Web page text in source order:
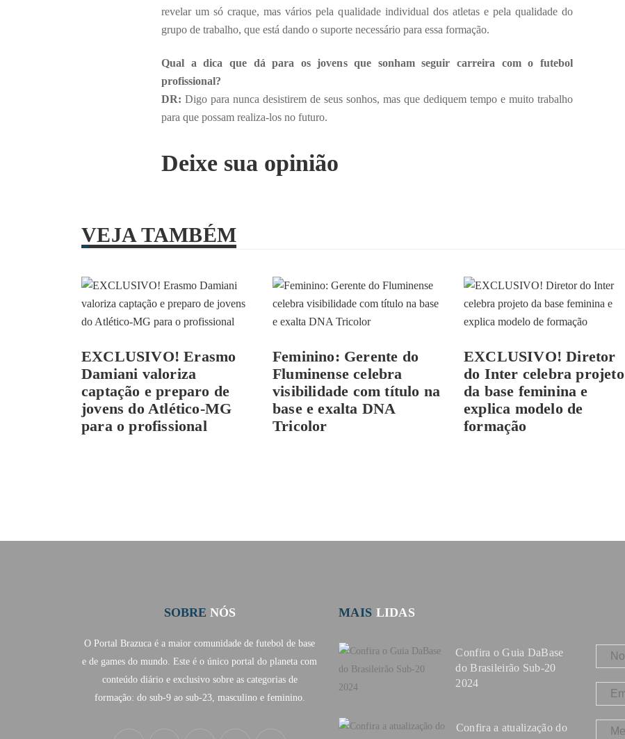
revelar um só craque, mas vários pela qualidade individual dos atletas e pela qualidade do
grupo de trabalho, que está dando o suporte necessário para essa formação.
Qual a dica que dá para os jovens que sonham seguir carreira com o futebol
profissional?
DR: Digo para nunca desistirem de seus sonhos, mas que dediquem tempo e muito trabalho
para que possam realiza-los no futuro.
Deixe sua opinião
VEJA TAMBÉM
EXCLUSIVO! Erasmo
Damiani valoriza
captação e preparo de
jovens do Atlético-MG
para o profissional
Feminino: Gerente do
Fluminense celebra
visibilidade com título na
base e exalta DNA
Tricolor
EXCLUSIVO! Diretor
do Inter celebra projeto
da base feminina e
explica modelo de
formação
SOBRE NÓS
O Portal Brazuca é a maior comunidade de futebol de base
e de games do mundo. Este é o único portal do planeta com
conteúdo diário e exclusivo sobre as categorias de
formação: do sub-9 ao sub-23, masculino e feminino.
MAIS LIDAS
Confira o Guia DaBase
do Brasileirão Sub-20
2024
Confira a atualização do